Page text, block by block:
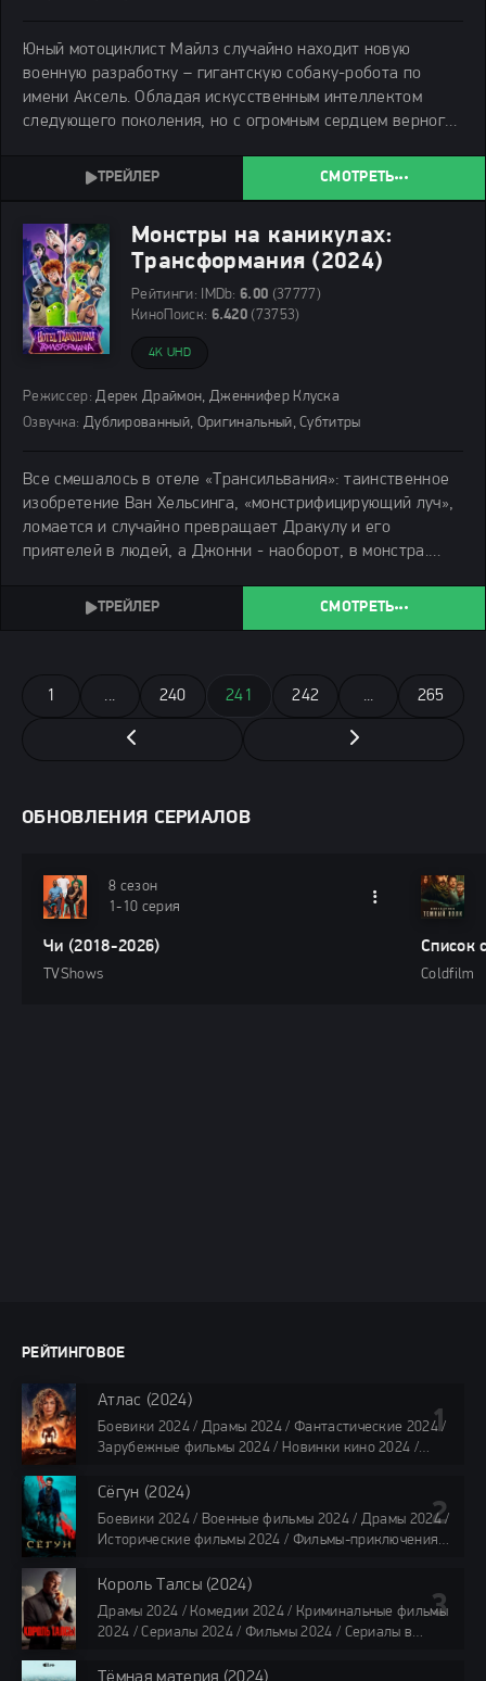
Юный мотоциклист Майлз случайно находит новую
военную разработку – гигантскую собаку-робота по
имени Аксель. Обладая искусственным интеллектом
следующего поколения, но с огромным сердцем верного
военные не намерены просто так отказаться от
СМОТРЕТЬ
Монстры на каникулах:
Трансформания (2024)
Рейтинги: IMDb:6.00 (37777)
КиноПоиск: 6.420 (73753)
4K UHD
Режиссер: Дерек Драймон, Дженнифер Клуска
Озвучка: Дублированный, Оригинальный, Субтитры
Все смешалось в отеле «Трансильвания»: таинственное
изобретение Ван Хельсинга, «монстрифицирующий луч»,
ломается и случайно превращает Дракулу и его
приятелей в людей, а Джонни - наоборот, в монстра.
Драк с друзьями и Джонни, с неожиданнымСМОТРЕТЬ
1 ... 240 241 242 ... 265
ОБНОВЛЕНИЯ СЕРИАЛОВ
8 сезон
1-10 серия
Чи (2018-2026)
TVShows
Список
Coldfilm
РЕЙТИНГОВОЕ
Атлас (2024)
Боевики 2024 / Драмы 2024 / Фантастические 2024 /
Зарубежные фильмы 2024 / Новинки кино 2024 /
Фильмы 4K / Фильмы 2024 / Популярные фильмы /
Смотреть фильмы онлайн
118 мин.
Сёгун (2024)
Боевики 2024 / Военные фильмы 2024 / Драмы 2024 /
Исторические фильмы 2024 / Фильмы-приключения
Сериалы 4K / Фильмы 2024 / Сериалы в озвучке
TVShows / Сериалы в озвучке LostFilm / Сериалы в
озвучке HDrezka Studio / Смотреть фильмы онлайн
все серии по 45 минут
Король Талсы (2024)
Драмы 2024 / Комедии 2024 / Криминальные фильмы
2024 / Сериалы 2024 / Фильмы 2024 / Сериалы в
Сериалы в озвучке HDrezka Studio / Смотреть фильмы